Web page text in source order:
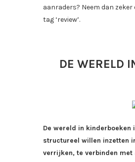
aanraders? Neem dan
tag ‘review’.
DE WERELD
De wereld in
structureel willen inzetten
verrijken, te verbinden met